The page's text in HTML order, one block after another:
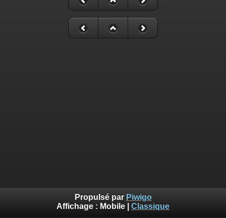
Propulsé par Piwigo
Affichage : Mobile Classique